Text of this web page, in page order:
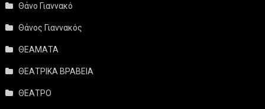
Θάνο Γιαννακό
Θάνος Γιαννακός
ΘΕΑΜΑΤΑ
ΘΕΑΤΡΙΚΑ ΒΡΑΒΕΙΑ
ΘΕΑΤΡΟ